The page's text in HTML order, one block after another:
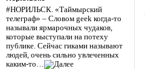
#НОРИЛЬСК. «Таймырский
телеграф» – Словом geek когда-то
называли ярмарочных чудаков,
которые выступали на потеху
публике. Сейчас гиками называют
людей, очень сильно увлеченных
каким-то…